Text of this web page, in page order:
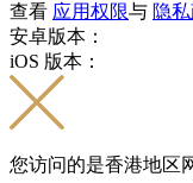
查看 应用权限与 隐
安卓版本：
iOS 版本：
您访问的是香港地区